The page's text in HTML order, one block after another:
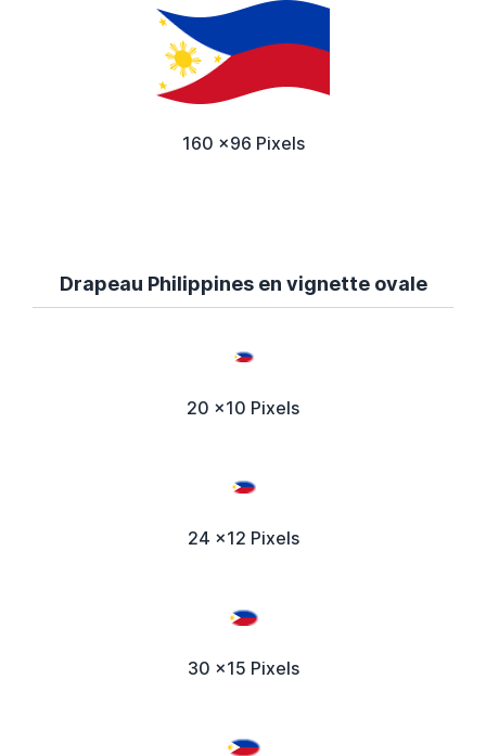
160 x96 Pixels
Drapeau Philippines en vignette ovale
20 x10 Pixels
24 x12 Pixels
30 x15 Pixels